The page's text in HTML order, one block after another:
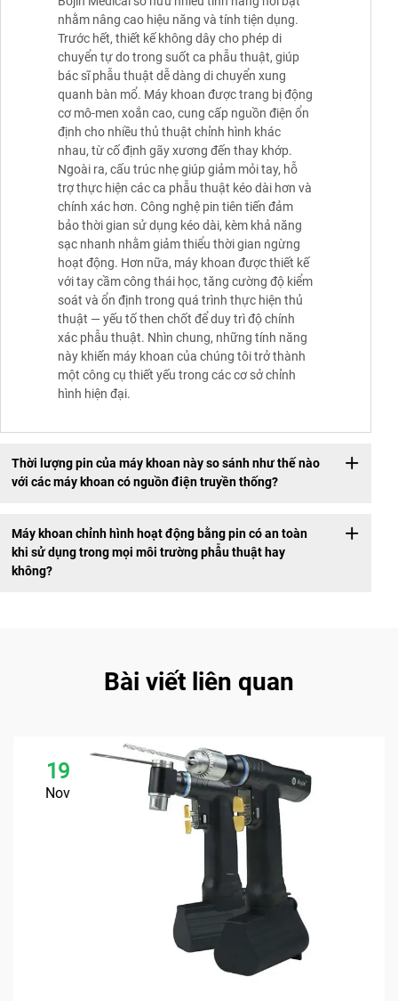
nhằm nâng cao hiệu năng và tính tiện dụng.
Trước hết, thiết kế không dây cho phép di
chuyển tự do trong suốt ca phẫu thuật, giúp
bác sĩ phẫu thuật dễ dàng di chuyển xung
quanh bàn mổ. Máy khoan được trang bị động
cơ mô-men xoắn cao, cung cấp nguồn điện ổn
định cho nhiều thủ thuật chỉnh hình khác
nhau, từ cố định gãy xương đến thay khớp.
Ngoài ra, cấu trúc nhẹ giúp giảm mỏi tay, hỗ
trợ thực hiện các ca phẫu thuật kéo dài hơn và
chính xác hơn. Công nghệ pin tiên tiến đảm
bảo thời gian sử dụng kéo dài, kèm khả năng
sạc nhanh nhằm giảm thiểu thời gian ngừng
hoạt động. Hơn nữa, máy khoan được thiết kế
với tay cầm công thái học, tăng cường độ kiểm
soát và ổn định trong quá trình thực hiện thủ
thuật — yếu tố then chốt để duy trì độ chính
xác phẫu thuật. Nhìn chung, những tính năng
này khiến máy khoan của chúng tôi trở thành
một công cụ thiết yếu trong các cơ sở chỉnh
hình hiện đại.
Thời lượng pin của máy khoan này so sánh như thế nào
với các máy khoan có nguồn điện truyền thống?
Máy khoan chỉnh hình hoạt động bằng pin có an toàn
khi sử dụng trong mọi môi trường phẫu thuật hay
không?
Bài viết liên quan
19
Nov